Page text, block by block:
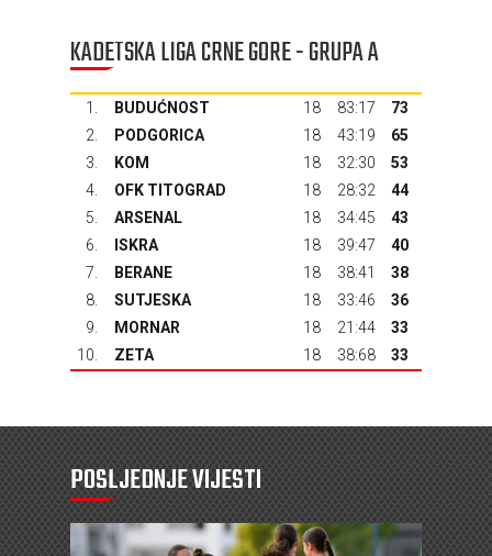
KADETSKA LIGA CRNE GORE - GRUPA A
1. BUDUĆNOST 18 83:17
73
2.
PODGORICA 18 43:19
65
3.
KOM 18 32:30
53
4.
OFK TITOGRAD 18 28:32
44
5.
ARSENAL 18 34:45
43
6.
ISKRA 18 39:47
40
7.
BERANE 18 38:41
38
8.
SUTJESKA 18 33:46
36
9.
MORNAR 18 21:44
33
10.
ZETA 18 38:68 33
POSLJEDNJE VIJESTI